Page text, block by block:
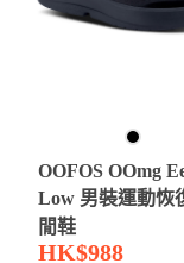
OOFOS OOmg
Low 男裝運動恢
閒鞋
HK$988